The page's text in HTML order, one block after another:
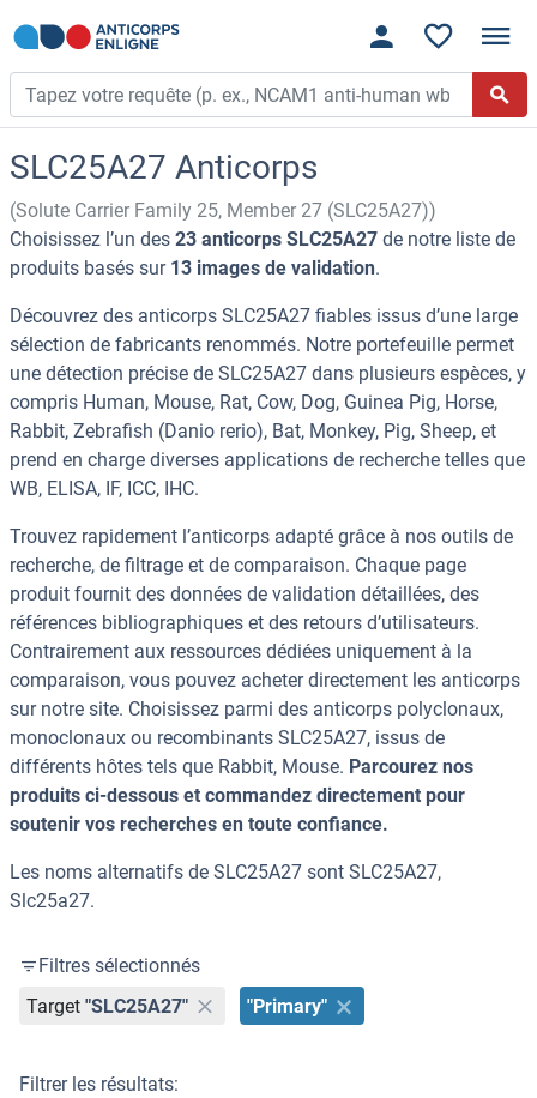
SLC25A27 Anticorps
(Solute Carrier Family 25, Member 27 (SLC25A27))
Choisissez l’un des 23 anticorps SLC25A27 de notre liste de
produits basés sur 13 images de validation.
Découvrez des anticorps SLC25A27 fiables issus d’une large
sélection de fabricants renommés. Notre portefeuille permet
une détection précise de SLC25A27 dans plusieurs espèces, y
compris Human, Mouse, Rat, Cow, Dog, Guinea Pig, Horse,
Rabbit, Zebrafish (Danio rerio), Bat, Monkey, Pig, Sheep, et
prend en charge diverses applications de recherche telles que
WB, ELISA, IF, ICC, IHC.
Trouvez rapidement l’anticorps adapté grâce à nos outils de
recherche, de filtrage et de comparaison. Chaque page
produit fournit des données de validation détaillées, des
références bibliographiques et des retours d’utilisateurs.
Contrairement aux ressources dédiées uniquement à la
comparaison, vous pouvez acheter directement les anticorps
sur notre site. Choisissez parmi des anticorps polyclonaux,
monoclonaux ou recombinants SLC25A27, issus de
différents hôtes tels que Rabbit, Mouse. Parcourez nos
produits ci-dessous et commandez directement pour
soutenir vos recherches en toute confiance.
Les noms alternatifs de SLC25A27 sont SLC25A27,
Slc25a27.
Filtres sélectionnés
Target "SLC25A27" "Primary"
Filtrer les résultats: